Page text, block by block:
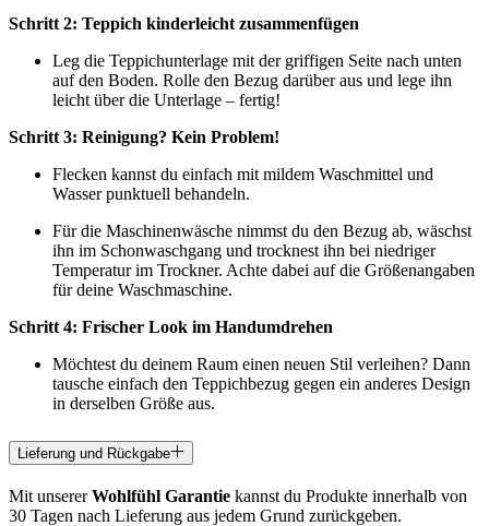
Schritt 2: Teppich kinderleicht zusammenfügen
Leg die Teppichunterlage mit der griffigen Seite nach unten
auf den Boden. Rolle den Bezug darüber aus und lege ihn
leicht über die Unterlage – fertig!
Schritt 3: Reinigung? Kein Problem!
Flecken kannst du einfach mit mildem Waschmittel und
Wasser punktuell behandeln.
Für die Maschinenwäsche nimmst du den Bezug ab, wäschst
ihn im Schonwaschgang und trocknest ihn bei niedriger
Temperatur im Trockner. Achte dabei auf die Größenangaben
für deine Waschmaschine.
Schritt 4: Frischer Look im Handumdrehen
Möchtest du deinem Raum einen neuen Stil verleihen? Dann
tausche einfach den Teppichbezug gegen ein anderes Design
in derselben Größe aus.
Lieferung und Rückgabe
Mit unsererWohlfühl Garantie kannst du Produkte innerhalb von
30 Tagen nach Lieferung aus jedem Grund zurückgeben.